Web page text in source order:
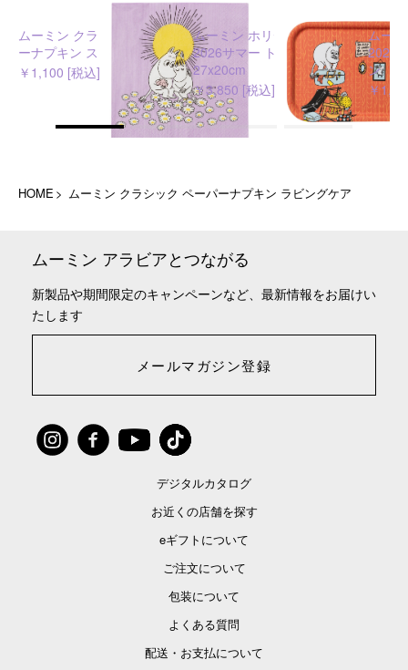
ムーミン クラシック ペーパ
ーナプキン スイートハーツ
￥1,100 [税込]
ムーミン ホリデーラッシュ
2026サマー トレイ
27x20cm
￥3,850 [税込]
ムー
2026
ン
￥
HOME ムーミン クラシック ペーパーナプキン ラビングケア
ムーミン アラビアとつながる
新製品や期間限定のキャンペーンなど、最新情報をお届けい
たします
メールマガジン登録
デジタルカタログ
お近くの店舗を探す
eギフトについて
ご注文について
包装について
よくある質問
配送・お支払について